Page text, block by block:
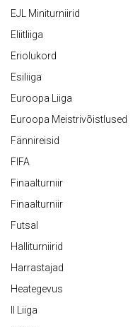
EJL Miniturniirid
Eliitliiga
Eriolukord
Esiliiga
Euroopa Liiga
Euroopa Meistrivõistlused
Fännireisid
FIFA
Finaalturniir
Finaalturniir
Futsal
Halliturniirid
Harrastajad
Heategevus
II Liiga